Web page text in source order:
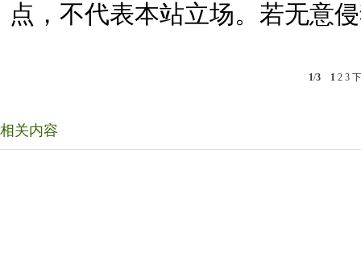
点，不代表本站立场。若无意
1/3 1 2 3
相关内容